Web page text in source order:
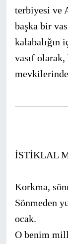
terbiyesi ve
başka bir
kalabalığın
vasıf
İSTİKLAL
Korkma,
Sönmeden
ocak.
O benim